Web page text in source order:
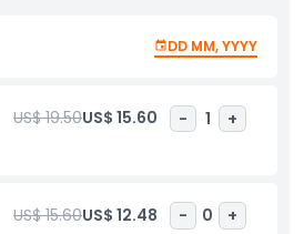
ートを散策し、多彩な世界のストリート
ます。
ーは写真撮影の停車やフレンドリーなガ
DD MM, YYYY
US$ 19.50US$ 15.60 - 1 +
US$ 15.60US$ 12.48 - 0 +